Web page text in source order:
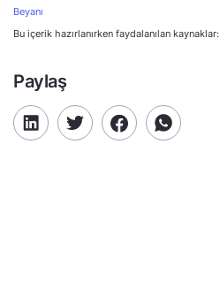
Beyanı
Bu içerik hazırlanırken faydalanılan kaynaklar:
Paylaş